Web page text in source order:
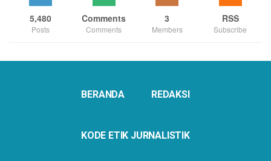
5,480
Posts
Comments
Comments
3
Members
RSS
Subscribe
BERANDA REDAKSI
KODE ETIK JURNALISTIK